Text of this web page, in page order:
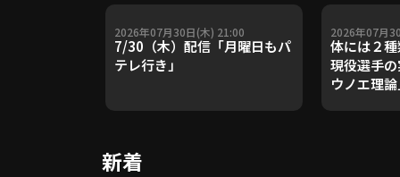
2026年07月30日(木) 21:00
7/30（木）配信「月曜日もパ
テレ行き」
2026年07月
体には２
現役選手
ウノエ理
新着